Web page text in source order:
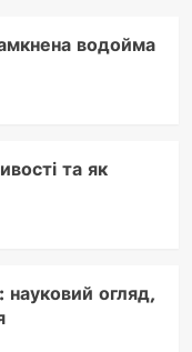
водойма
та як
науковий огляд,